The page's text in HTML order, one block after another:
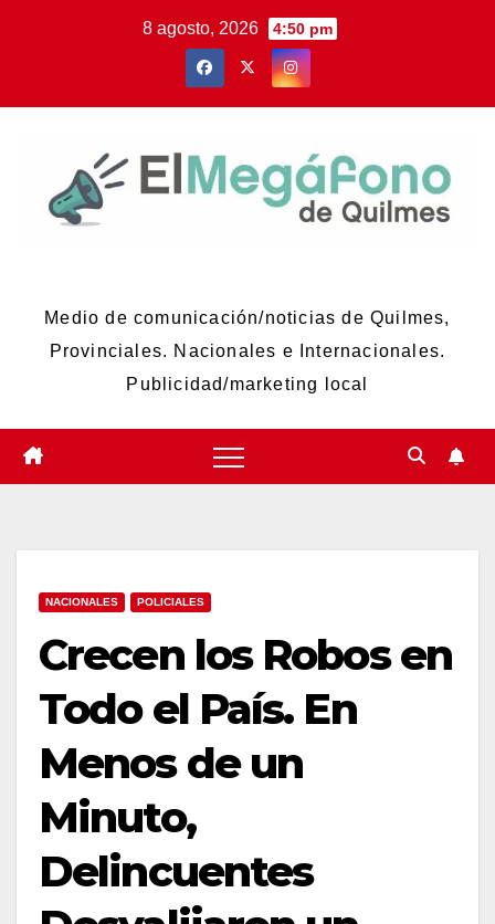
8 agosto, 2026 4:50 pm
Medio de comunicación/noticias de Quilmes,
Provinciales. Nacionales e Internacionales.
Publicidad/marketing local
NACIONALES POLICIALES
Crecen los Robos en
Todo el País. En
Menos de un
Minuto,
Delincuentes